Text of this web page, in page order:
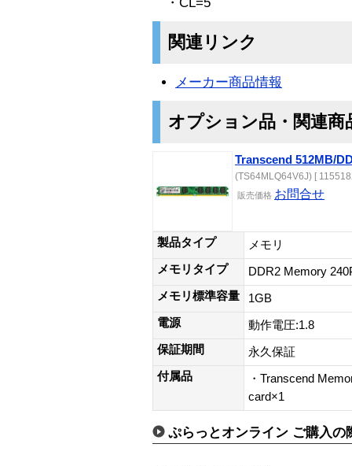
関連リンク
メーカー商品情報
オプション品・関連商
Transcend 512MB/
(TS64MLQ64V6J) [
販売価格 お問合せ
製品タイプ
メモリ
メモリタイプ
DDR2 Memory
メモリ標準容量
1GB
電源
動作電圧:1.8
保証期間
永久保証
付属品
・Transcend
card×1
ぷらっとオンライン ご購入の